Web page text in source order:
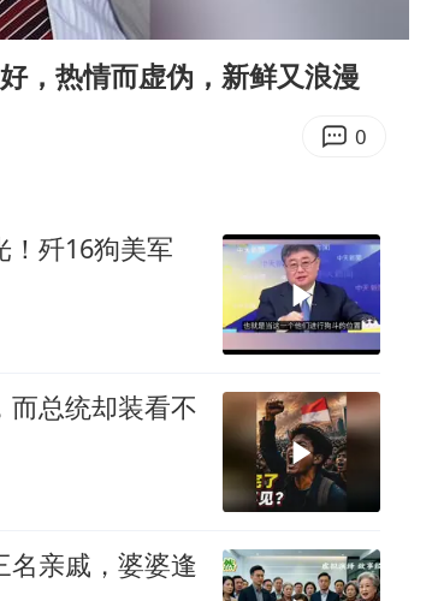
改
，热情而虚伪，新鲜又浪漫
0
！歼16狗美军
而总统却装看不
亲戚，婆婆逢